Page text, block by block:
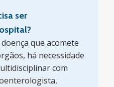
ser
que acomete
há necessidade
com